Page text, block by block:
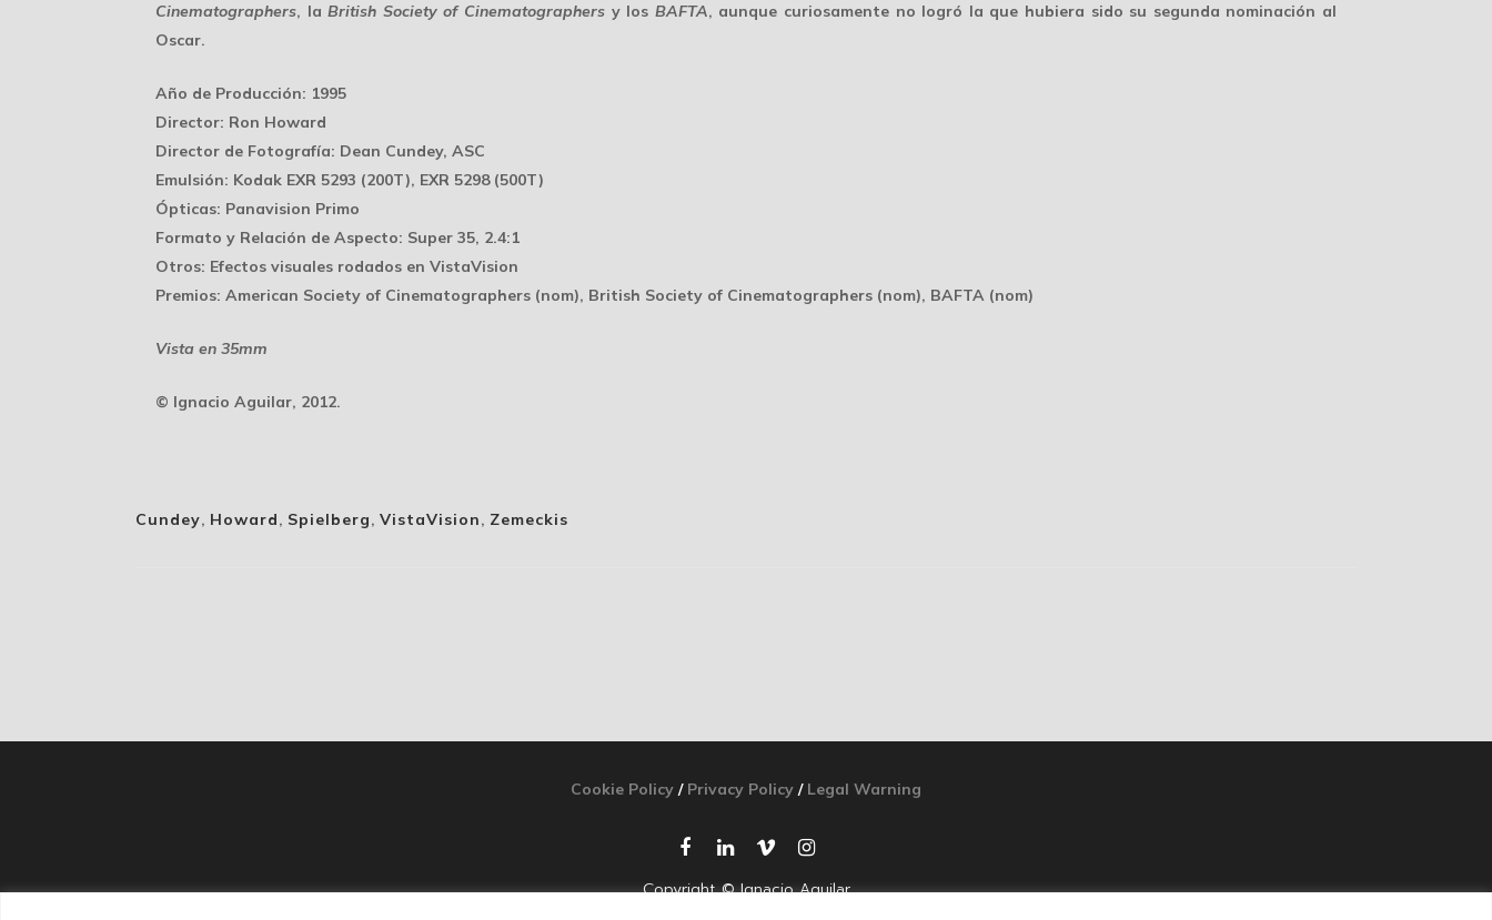
Cinematographers, laBritish Society of Cinematographers y los BAFTA, aunque curiosamente no logró la que hubiera sido su segunda nominación al
Oscar.
Año de Producción: 1995
Director: Ron Howard
Director de Fotografía: Dean Cundey, ASC
Emulsión: Kodak EXR 5293 (200T), EXR 5298 (500T)
Ópticas: Panavision Primo
Formato y Relación de Aspecto: Super 35, 2.4:1
Otros: Efectos visuales rodados en VistaVision
Premios: American Society of Cinematographers (nom), British Society of Cinematographers (nom), BAFTA (nom)
Vista en 35mm
© Ignacio Aguilar, 2012.
Cundey, Howard, Spielberg, VistaVision, Zemeckis
Cookie Policy / Privacy Policy / Legal Warning
Copyright © Ignacio Aguilar